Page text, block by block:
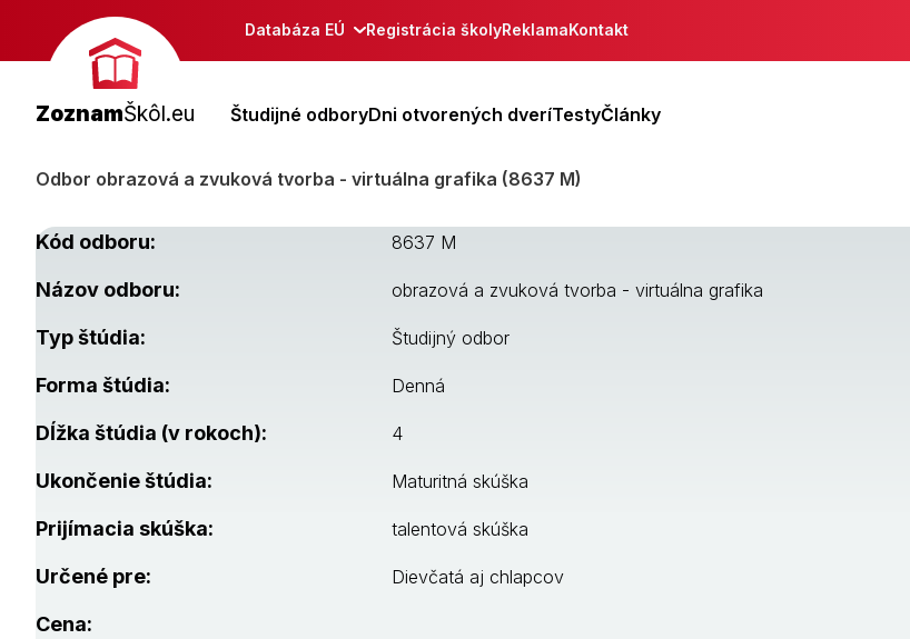
Databáza EÚ Registrácia školyReklamaKontakt
ZoznamŠkôl.eu Študijné odboryDni otvorených dveríTestyČlánky
Odbor obrazová a zvuková tvorba - virtuálna grafika (8637 M)
Kód odboru: 8637 M
Názov odboru: obrazová a zvuková tvorba - virtuálna grafika
Typ štúdia: Študijný odbor
Forma štúdia: Denná
Dĺžka štúdia (v rokoch): 4
Ukončenie štúdia: Maturitná skúška
Prijímacia skúška: talentová skúška
Určené pre: Dievčatá aj chlapcov
Cena: